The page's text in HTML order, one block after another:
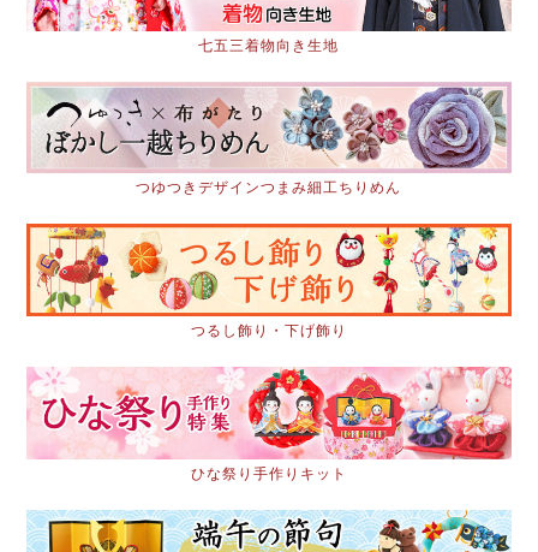
七五三着物向き生地
つゆつきデザインつまみ細工ちりめん
つるし飾り・下げ飾り
ひな祭り手作りキット